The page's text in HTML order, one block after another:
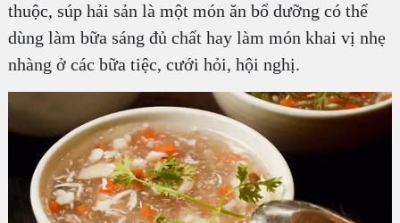
thuộc, súp hải sản là một món ăn bổ dưỡng có thể
dùng làm bữa sáng đủ chất hay làm món khai vị nhẹ
nhàng ở các bữa tiệc, cưới hỏi, hội nghị.